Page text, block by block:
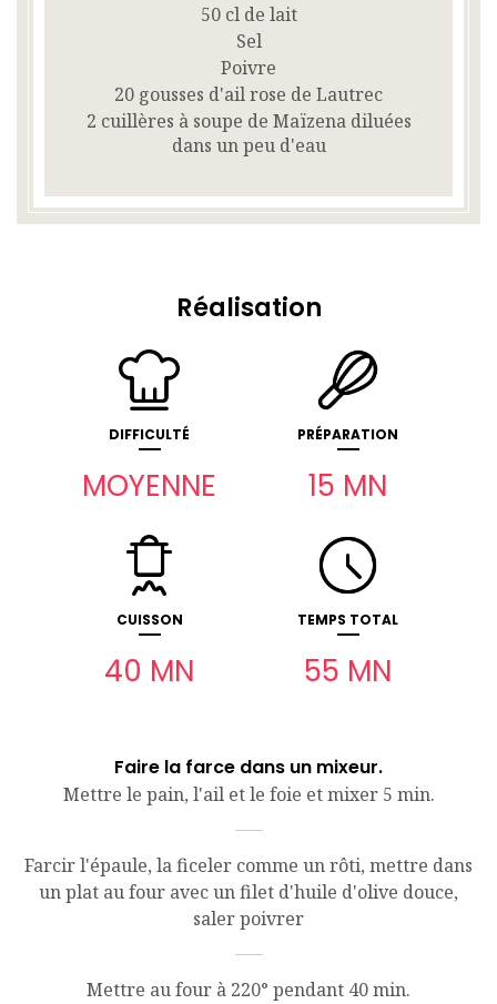
50 cl de lait
Sel
Poivre
20 gousses d'ail rose de Lautrec
2 cuillères à soupe de Maïzena diluées
dans un peu d'eau
Réalisation
DIFFICULTÉ
MOYENNE
PRÉPARATION
15 MN
CUISSON
40 MN
TEMPS TOTAL
55 MN
Faire la farce dans un mixeur.
Mettre le pain, l'ail et le foie et mixer 5 min.
Farcir l'épaule, la ficeler comme un rôti, mettre dans
un plat au four avec un filet d'huile d'olive douce,
saler poivrer
Mettre au four à 220° pendant 40 min.